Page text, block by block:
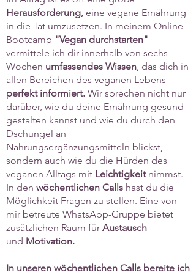
Herausforderung, eine vegane Ernährung
in die Tat umzusetzen. In meinem Online-
Bootcamp "Vegan durchstarten"
vermittele ich dir innerhalb von sechs
Wochen umfassendes Wissen, das dich in
allen Bereichen des veganen Lebens
perfekt informiert. Wir sprechen nicht nur
darüber, wie du deine Ernährung gesund
gestalten kannst und wie du durch den
Dschungel an
Nahrungsergänzungsmitteln blickst,
sondern auch wie du die Hürden des
veganen Alltags mit Leichtigkeitnimmst.
In den wöchentlichen Calls hast du die
Möglichkeit Fragen zu stellen. Eine von
mir betreute WhatsApp-Gruppe bietet
zusätzlichen Raum für Austausch
und Motivation.
In unseren wöchentlichen Calls bereite ich